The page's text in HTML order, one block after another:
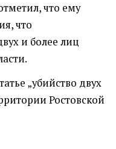
что ему
что
и более лиц
„убийство двух
Ростовской